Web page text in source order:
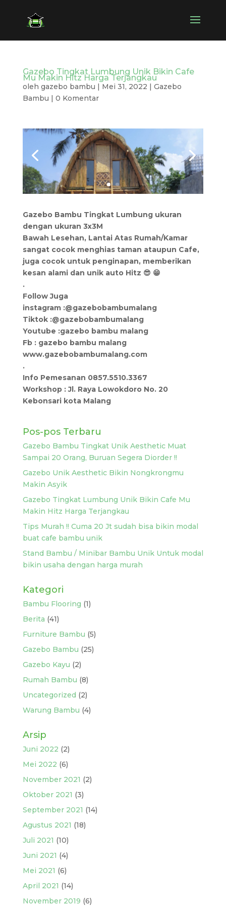
Gazebo Tingkat Lumbung Unik Bikin Cafe
Mu Makin Hitz Harga Terjangkau
oleh gazebo bambu | Mei 31, 2022 | Gazebo
Bambu | 0 Komentar
Gazebo Bambu Tingkat Lumbung ukuran
dengan ukuran 3x3M
Bawah Lesehan, Lantai Atas Rumah/Kamar
sangat cocok menghias taman ataupun Cafe,
juga cocok untuk penginapan, memberikan
kesan alami dan unik auto Hitz 😎 😁
.
Follow Juga
instagram :@gazebobambumalang
Tiktok :@gazebobambumalang
Youtube :gazebo bambu malang
Fb : gazebo bambu malang
www.gazebobambumalang.com
.
Info Pemesanan 0857.5510.3367
Workshop : Jl. Raya Lowokdoro No. 20
Kebonsari kota Malang
Pos-pos Terbaru
Gazebo Bambu Tingkat Unik Aesthetic Muat
Sampai 20 Orang, Buruan Segera Diorder !!
Gazebo Unik Aesthetic Bikin Nongkrongmu
Makin Asyik
Gazebo Tingkat Lumbung Unik Bikin Cafe Mu
Makin Hitz Harga Terjangkau
Tips Murah !! Cuma 20 Jt sudah bisa bikin modal
buat cafe bambu unik
Stand Bambu / Minibar Bambu Unik Untuk modal
bikin usaha dengan harga murah
Kategori
Bambu Flooring (1)
Berita (41)
Furniture Bambu (5)
Gazebo Bambu (25)
Gazebo Kayu (2)
Rumah Bambu (8)
Uncategorized (2)
Warung Bambu (4)
Arsip
Juni 2022 (2)
Mei 2022 (6)
November 2021 (2)
Oktober 2021 (3)
September 2021 (14)
Agustus 2021 (18)
Juli 2021 (10)
Juni 2021 (4)
Mei 2021 (6)
April 2021 (14)
November 2019 (6)